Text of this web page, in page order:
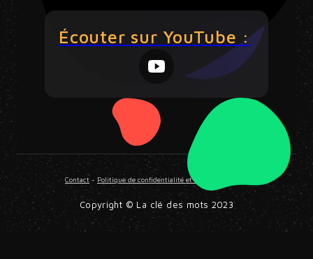
Écouter sur YouTube :
Contact - Politique de confidentialité et Mentions légales
Copyright © La clé des mots 2023